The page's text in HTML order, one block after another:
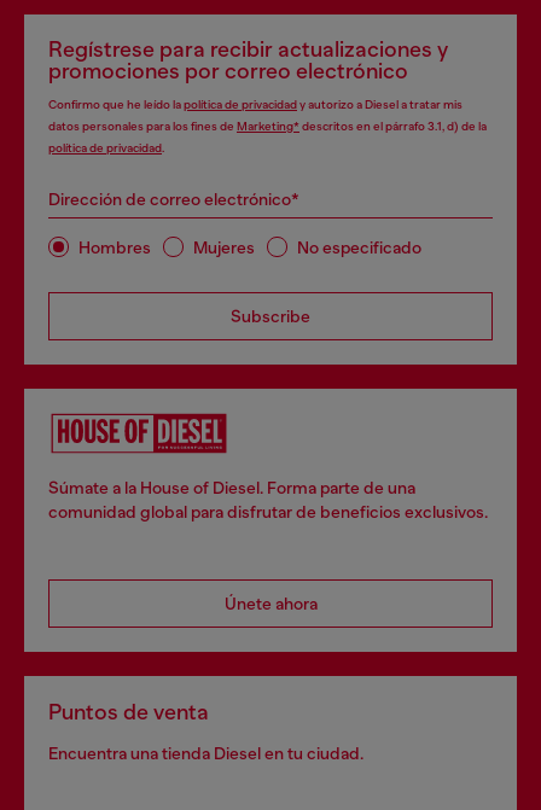
Regístrese para recibir actualizaciones y
promociones por correo electrónico
Confirmo que he leído lapolítica de privacidady autorizo a Diesel a tratar mis
datos personales para los fines de Marketing*descritos en el párrafo 3.1, d) de la
política de privacidad
Dirección de correo electrónico*
Hombres Mujeres No especificado
Subscribe
Súmate a la House of Diesel. Forma parte de una
comunidad global para disfrutar de beneficios exclusivos.
Únete ahora
Puntos de venta
Encuentra una tienda Diesel en tu ciudad.